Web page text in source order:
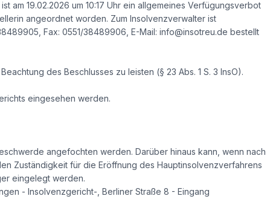
am 19.02.2026 um 10:17 Uhr ein allgemeines Verfügungsverbot
angeordnet worden. Zum Insolvenzverwalter ist
Fax: 0551/38489906, E-Mail: info@insotreu.de bestellt
des Beschlusses zu leisten (§ 23 Abs. 1 S. 3 InsO).
eingesehen werden.
angefochten werden. Darüber hinaus kann, wenn nach
Zuständigkeit für die Eröffnung des Hauptinsolvenzverfahrens
eingelegt werden.
- Insolvenzgericht-, Berliner Straße 8 - Eingang